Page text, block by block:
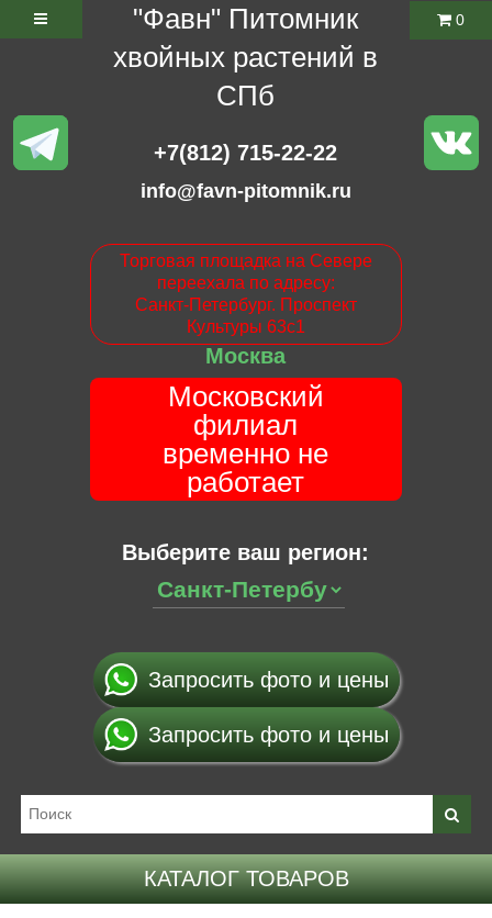
"Фавн" Питомник
хвойных растений в
СПб
+7(812) 715-22-22
info@favn-pitomnik.ru
Торговая площадка на Севере
переехала по адресу:
Санкт-Петербург. Проспект
Культуры 63с1
Москва
Московский
филиал
временно не
работает
Выберите ваш регион:
0
Запросить фото и цены
Запросить фото и цены
КАТАЛОГ ТОВАРОВ